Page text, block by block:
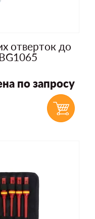
отверток до
по запросу